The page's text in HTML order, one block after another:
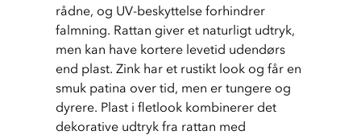
rådne, og UV-beskyttelse forhindrer
falmning. Rattan giver et naturligt udtryk,
men kan have kortere levetid udendørs
end plast. Zink har et rustikt look og får en
smuk patina over tid, men er tungere og
dyrere. Plast i fletlook kombinerer det
dekorative udtryk fra rattan med